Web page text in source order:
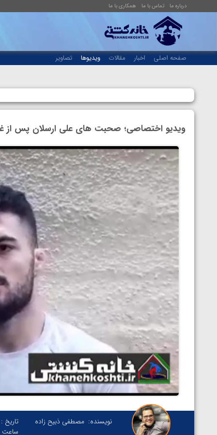
درباره ما تماس با ما همکاری با ما
صفحه اصلی اخبار مقالات ویدیوها تصاویر
ویدیو اختصاصی؛ صحبت های علی ارسلان پس از
نویسنده: مصطفی ذبیح زاده تاریخ :
ساعت